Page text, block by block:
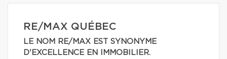
RE/MAX QUÉBEC
LE NOM RE/MAX EST SYNONYME
D'EXCELLENCE EN IMMOBILIER.